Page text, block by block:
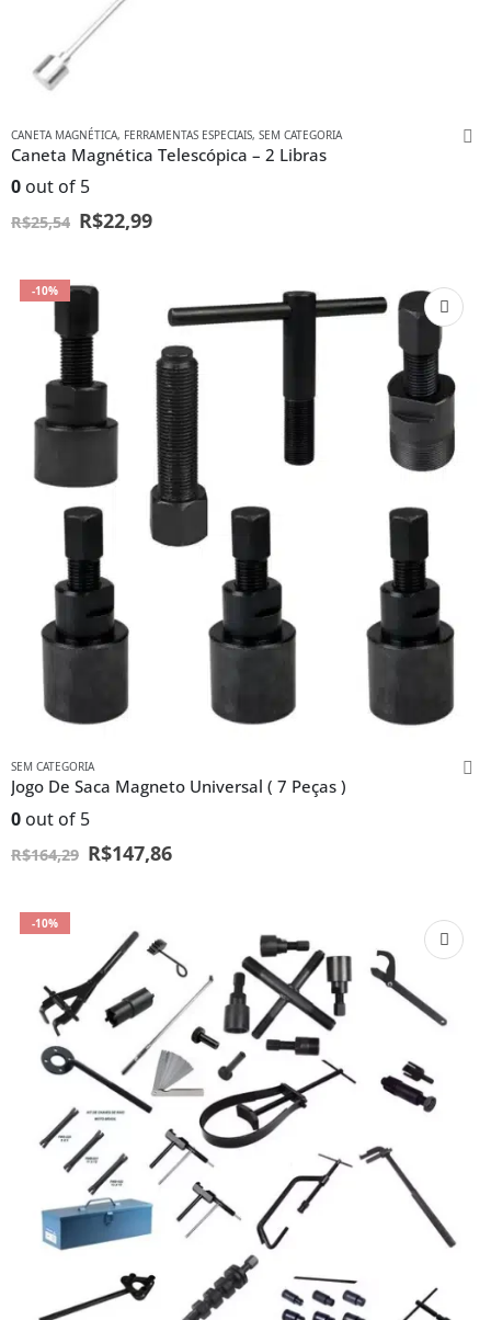
CANETA MAGNÉTICA, FERRAMENTAS ESPECIAIS, SEM CATEGORIA
Caneta Magnética Telescópica – 2 Libras
0 out of 5
R$25,54 R$22,99
-10%
SEM CATEGORIA
Jogo De Saca Magneto Universal ( 7 Peças )
0 out of 5
R$164,29 R$147,86
-10%